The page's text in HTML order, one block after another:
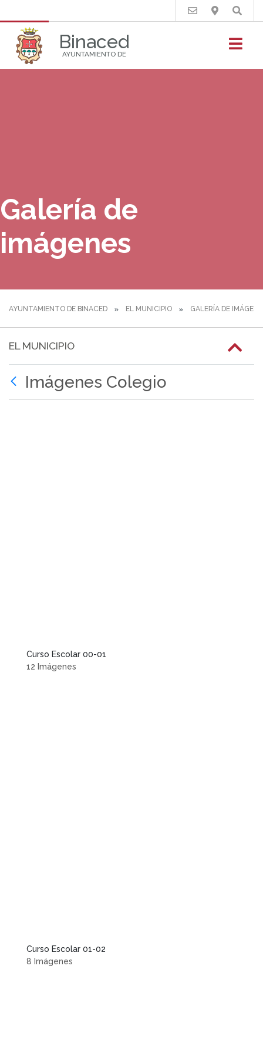
Binaced
AYUNTAMIENTO DE
Buscar
Galería de
imágenes
AYUNTAMIENTO DE BINACED EL MUNICIPIO GALERÍA DE
EL MUNICIPIO
Imágenes Colegio
Curso Escolar 00-01
12 Imágenes
Curso Escolar 01-02
8 Imágenes